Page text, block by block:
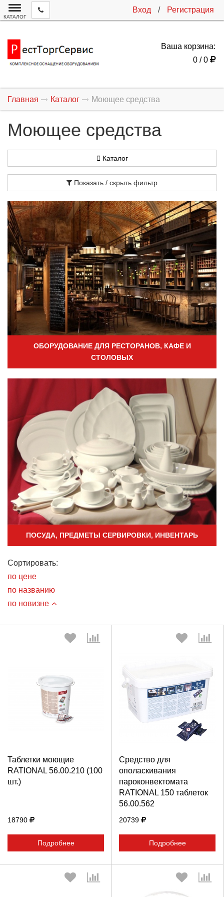
Вход / Регистрация
КАТАЛОГ
Ваша корзина:
0 / 0
Главная Каталог Моющее средства
Моющее средства
Каталог
Показать / скрыть фильтр
ОБОРУДОВАНИЕ ДЛЯ РЕСТОРАНОВ, КАФЕ И
СТОЛОВЫХ
ПОСУДА, ПРЕДМЕТЫ СЕРВИРОВКИ, ИНВЕНТАРЬ
Сортировать:
по цене
по названию
по новизне
Таблетки моющие
RATIONAL 56.00.210 (100
шт.)
18790
Подробнее
Выберите количество:
Продолжить Отмена
Средство для
ополаскивания
пароконвектомата
RATIONAL 150 таблеток
56.00.562
20739
Подробнее
Выберите количество:
Продолжить